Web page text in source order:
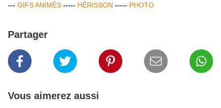
--- GIFS ANIMÉS ----- HÉRISSON ----- PHOTO
Partager
Vous aimerez aussi